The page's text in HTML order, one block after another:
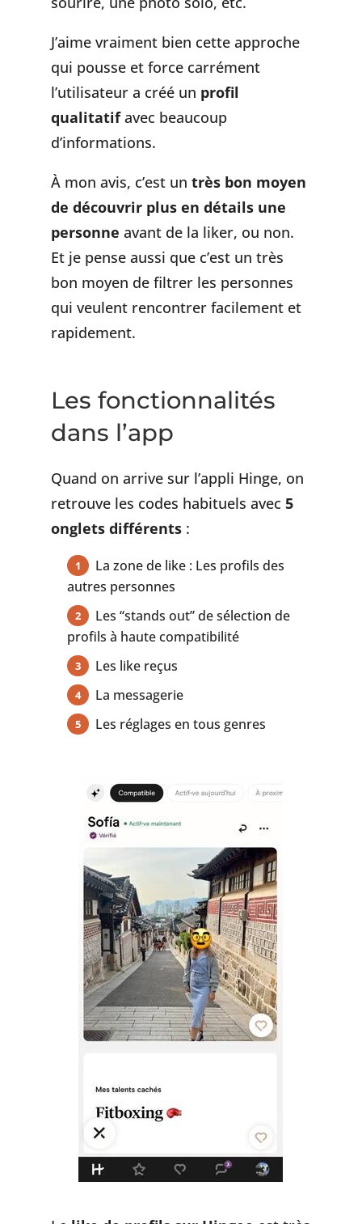
J’aime vraiment bien cette approche
qui pousse et force carrément
l’utilisateur a créé un profil
qualitatifavec beaucoup
d’informations.
À mon avis, c’est un très bon moyen
de découvrir plus en détails une
personne avant de la liker, ou non.
Et je pense aussi que c’est un très
bon moyen de filtrer les personnes
qui veulent rencontrer facilement et
rapidement.
Les fonctionnalités
dans l’app
Quand on arrive sur l’appli Hinge, on
retrouve les codes habituels avec 5
onglets différents:
La zone de like : Les profils des
autres personnes
Les “stands out” de sélection de
profils à haute compatibilité
Les like reçus
La messagerie
Les réglages en tous genres